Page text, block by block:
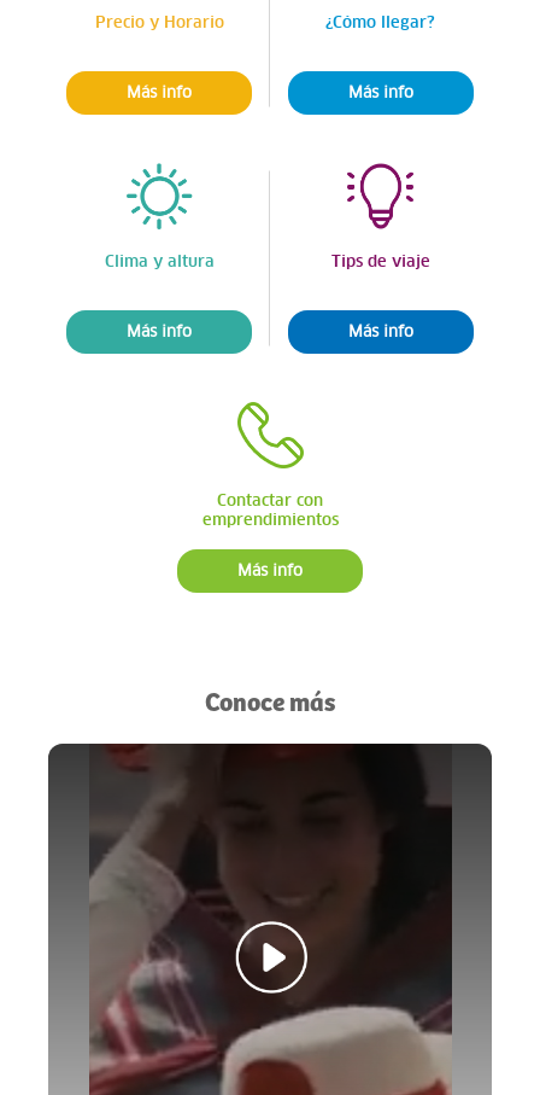
Precio y Horario
Más info
¿Cómo llegar?
Más info
Clima y altura
Más info
Tips de viaje
Más info
Contactar con
emprendimientos
Más info
Conoce más